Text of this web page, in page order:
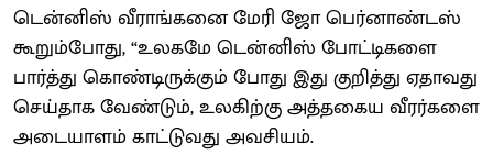
டென்னிஸ் வீராங்கனை மேரி ஜோ பெர்னாண்டஸ்
கூறும்போது, “உலகமே டென்னிஸ் போட்டிகளை
பார்த்து கொண்டிருக்கும் போது இது குறித்து ஏதாவது
செய்தாக வேண்டும், உலகிற்கு அத்தகைய வீரர்களை
அடையாளம் காட்டுவது அவசியம்.